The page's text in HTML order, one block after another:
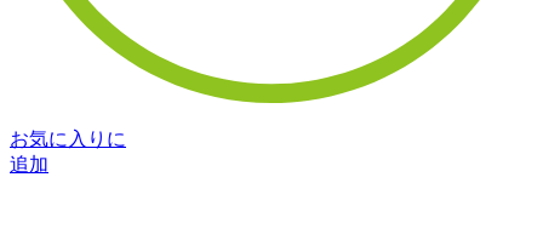
お気に入りに
追加